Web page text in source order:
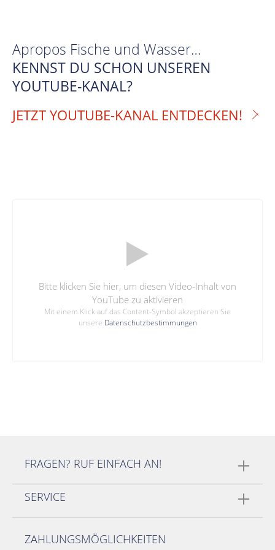
Apropos Fische und Wasser…
KENNST DU SCHON UNSEREN
YOUTUBE-KANAL?
JETZT YOUTUBE-KANAL ENTDECKEN!
Bitte klicken Sie hier, um diesen Video-Inhalt von
YouTube zu aktivieren
Mit einem Klick auf das Content-Symbol akzeptieren Sie
unsere Datenschutzbestimmungen
FRAGEN? RUF EINFACH AN!
SERVICE
ZAHLUNGSMÖGLICHKEITEN